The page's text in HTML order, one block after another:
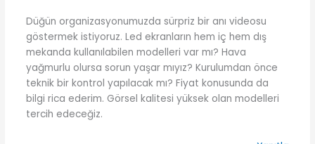
Düğün organizasyonumuzda sürpriz bir anı videosu
göstermek istiyoruz. Led ekranların hem iç hem dış
mekanda kullanılabilen modelleri var mı? Hava
yağmurlu olursa sorun yaşar mıyız? Kurulumdan önce
teknik bir kontrol yapılacak mı? Fiyat konusunda da
bilgi rica ederim. Görsel kalitesi yüksek olan modelleri
tercih edeceğiz.